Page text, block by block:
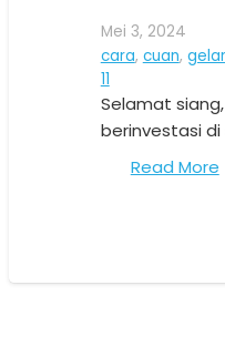
Mei 3, 2024
cara, cuan,
11Komentar
Selamat
berinvestasi di
Read More